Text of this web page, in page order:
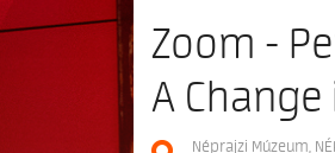
Zoom -
A
Néprajzi Múzeum,